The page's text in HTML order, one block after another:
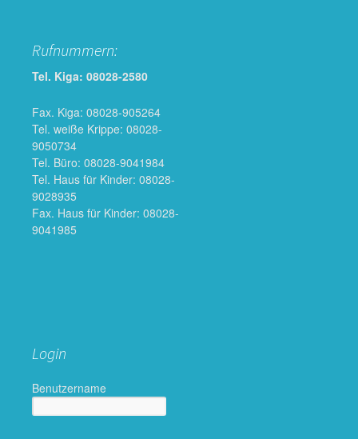
Rufnummern:
Tel. Kiga: 08028-2580
Fax. Kiga: 08028-905264
Tel. weiße Krippe: 08028-
9050734
Tel. Büro: 08028-9041984
Tel. Haus für Kinder: 08028-
9028935
Fax. Haus für Kinder: 08028-
9041985
Login
Benutzername